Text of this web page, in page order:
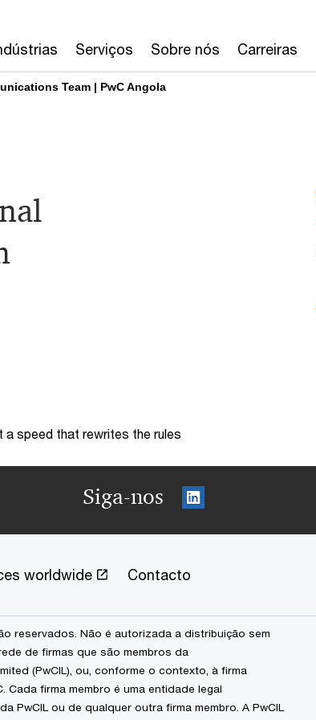
Serviços Sobre nós Carreiras
Team | PwC Angola
a speed that rewrites the rules
Siga-nos
worldwide Contacto
reservados. Não é autorizada a distribuição sem
de firmas que são membros da
(PwCIL), ou, conforme o contexto, à firma
Cada firma membro é uma entidade legal
PwCIL ou de qualquer outra firma membro. A PwCIL